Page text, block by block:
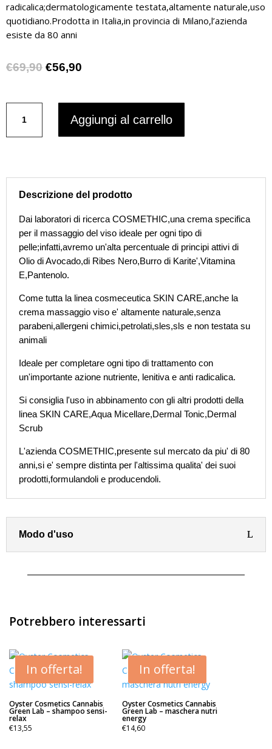
radicalica;dermatologicamente testata,altamente naturale,uso
quotidiano.Prodotta in Italia,in provincia di Milano,l’azienda
esiste da 80 anni
€69,90 Il
€69,90.
€56,90
€56,90.
CREMA
MASSAGGIO
Care
Program
quantità
Aggiungi al carrello
Descrizione del prodotto
Dai laboratori di ricerca COSMETHIC,una crema specifica
per il massaggio del viso ideale per ogni tipo di
pelle;infatti,avremo un'alta percentuale di principi attivi di
Olio di Avocado,di Ribes Nero,Burro di Karite',Vitamina
E,Pantenolo.
Come tutta la linea cosmeceutica SKIN CARE,anche la
crema massaggio viso e' altamente naturale,senza
parabeni,allergeni chimici,petrolati,sles,sls e non testata su
animali
Ideale per completare ogni tipo di trattamento con
un'importante azione nutriente, lenitiva e anti radicalica.
Si consiglia l'uso in abbinamento con gli altri prodotti della
linea SKIN CARE,Aqua Micellare,Dermal Tonic,Dermal
Scrub
L'azienda COSMETHIC,presente sul mercato da piu' di 80
anni,si e' sempre distinta per l'altissima qualita' dei suoi
prodotti,formulandoli e producendoli.
Modo d'uso
Potrebbero interessarti
In offerta!
Oyster Cosmetics Cannabis
Green Lab – shampoo sensi-
relax
€13,55
In offerta!
Oyster Cosmetics Cannabis
Green Lab – maschera nutri
energy
€14,60